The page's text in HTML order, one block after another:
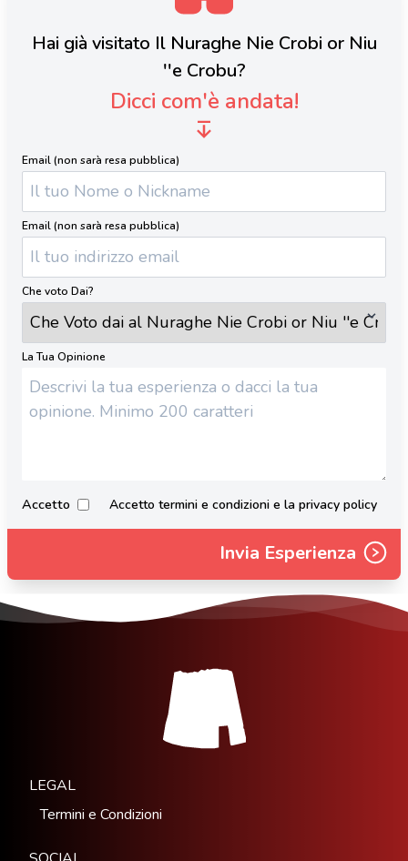
Hai già visitato Il Nuraghe Nie Crobi or Niu
''e Crobu?
Dicci com'è andata!
Email (non sarà resa pubblica)
Email (non sarà resa pubblica)
Che voto Dai?
La Tua Opinione
Accetto Accetto termini e condizioni e la privacy policy
Invia Esperienza
LEGAL
Termini e Condizioni